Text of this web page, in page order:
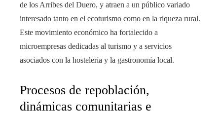
de los Arribes del Duero, y atraen a un público variado
interesado tanto en el ecoturismo como en la riqueza rural.
Este movimiento económico ha fortalecido a
microempresas dedicadas al turismo y a servicios
asociados con la hostelería y la gastronomía local.
Procesos de repoblación,
dinámicas comunitarias e